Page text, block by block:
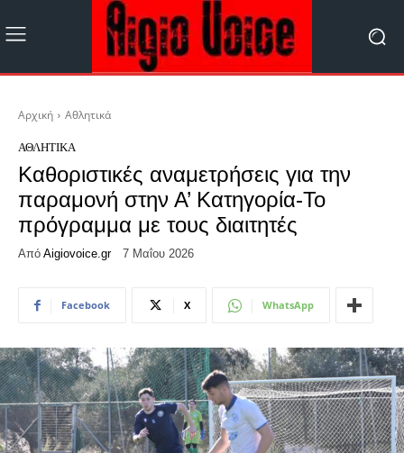
Αρχική Αθλητικά
ΑΘΛΗΤΙΚΆ
Καθοριστικές αναμετρήσεις για την
παραμονή στην Α’ Κατηγορία-Το
πρόγραμμα με τους διαιτητές
Από Aigiovoice.gr 7 Μαΐου 2026
Facebook X WhatsApp